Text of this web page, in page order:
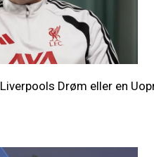
Drøm eller en